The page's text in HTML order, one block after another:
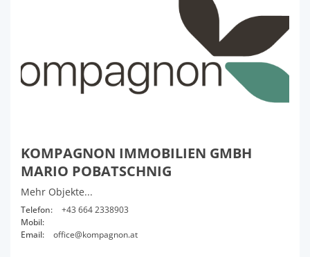
KOMPAGNON IMMOBILIEN GMBH
MARIO POBATSCHNIG
Mehr Objekte...
Telefon:
+43 664 2338903
Mobil:
Email:
office@kompagnon.at